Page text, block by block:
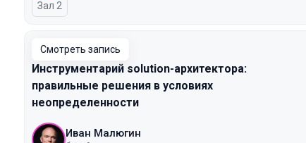
Зал 2
Смотреть запись
Инструментарий solution-архитектора:
правильные решения в условиях
неопределенности
Иван Малюгин